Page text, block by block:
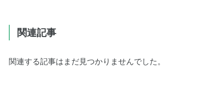
関連記事
関連する記事はまだ見つかりませんでした。